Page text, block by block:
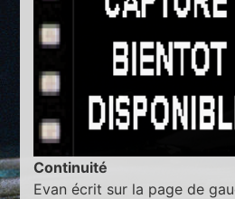
Continuité
Evan écrit sur la page de